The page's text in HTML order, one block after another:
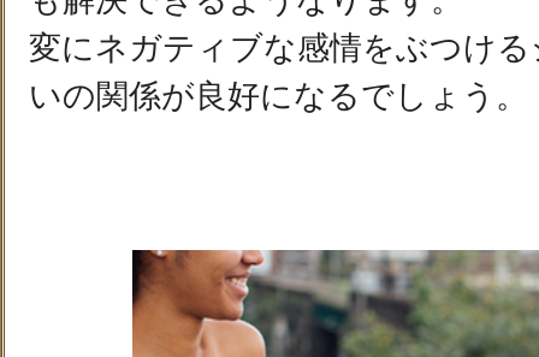
変にネガティブな感情をぶつけ
いの関係が良好になるでしょう。